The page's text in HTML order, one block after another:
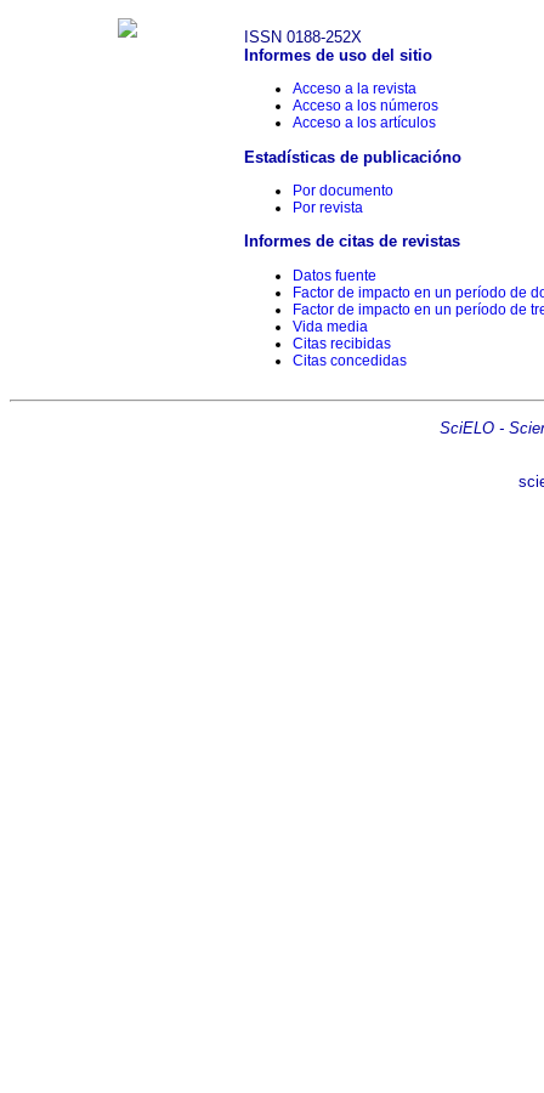
ISSN 0188-252X
Informes de uso del sitio
Acceso a la revista
Acceso a los números
Acceso a los artículos
Estadísticas de publicacióno
Por documento
Por revista
Informes de citas de revistas
Datos fuente
Factor de impacto en un período de
Factor de impacto en un período de
Vida media
Citas recibidas
Citas concedidas
SciELO -